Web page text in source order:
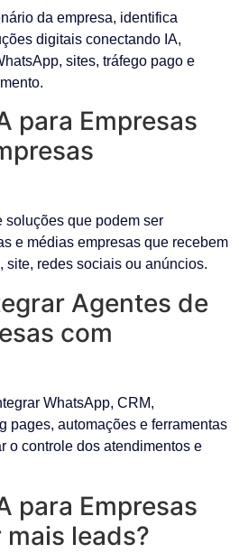
da empresa, identifica
digitais conectando IA,
sites, tráfego pago e
para Empresas
soluções que podem ser
e médias empresas que recebem
site, redes sociais ou anúncios.
Agentes de
com
WhatsApp, CRM,
pages, automações e ferramentas
o controle dos atendimentos e
para Empresas
leads?